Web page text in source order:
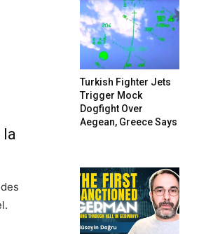
la
Turkish Fighter Jets
Trigger Mock
Dogfight Over
Aegean, Greece Says